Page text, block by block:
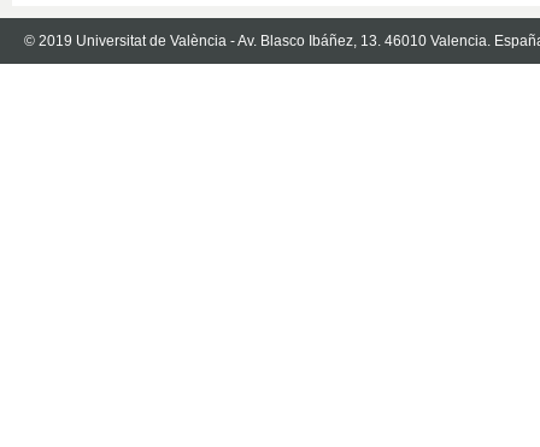
© 2019 Universitat de València - Av. Blasco Ibáñez, 13. 46010 Valencia.